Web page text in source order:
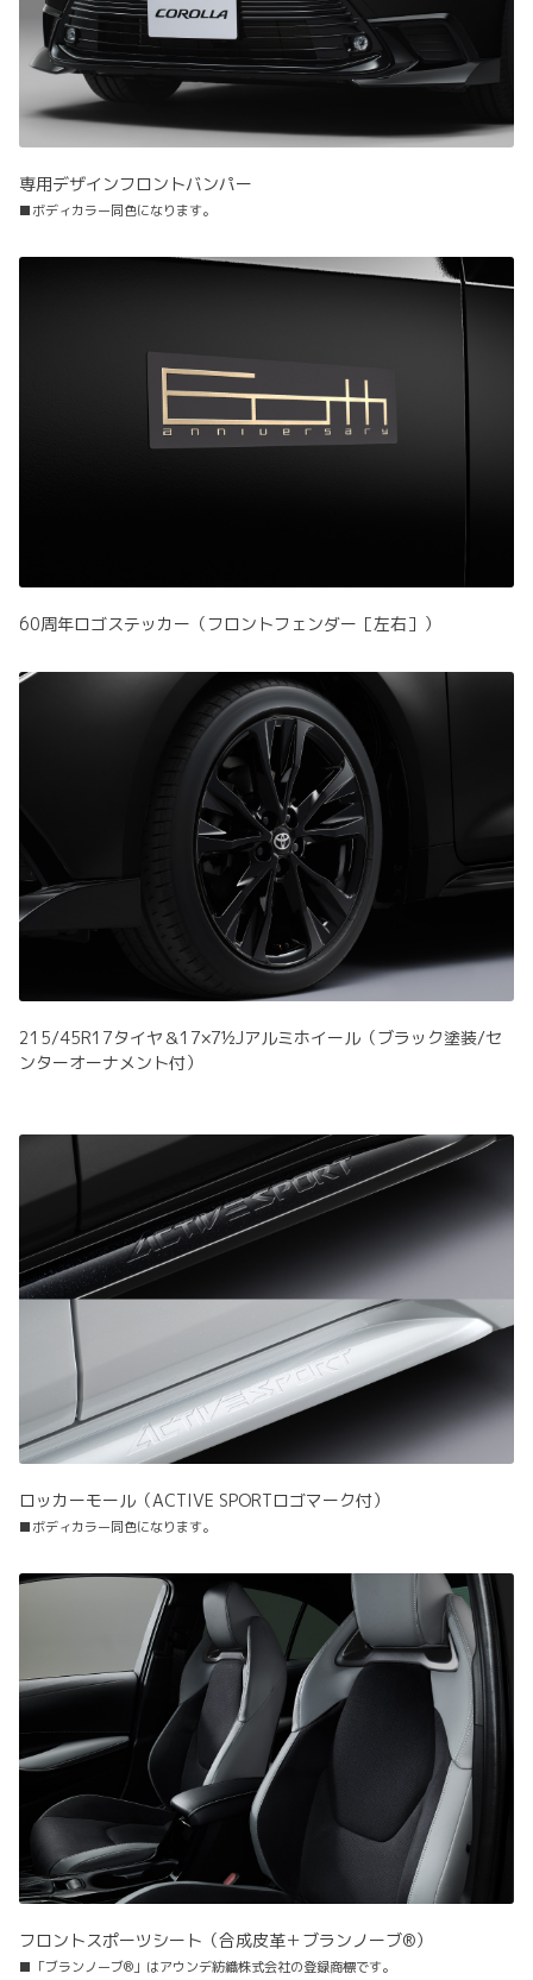
専用デザインフロントバンパー
■ボディカラー同色になります。
60周年ロゴステッカー（フロントフェンダー［左右］）
215/45R17タイヤ＆17×7½Jアルミホイール（ブラック塗装/セ
ンターオーナメント付）
ロッカーモール（ACTIVE SPORTロゴマーク付）
■ボディカラー同色になります。
フロントスポーツシート（合成皮革＋ブランノーブ®）
■「ブランノーブ®」はアウンデ紡織株式会社の登録商標です。